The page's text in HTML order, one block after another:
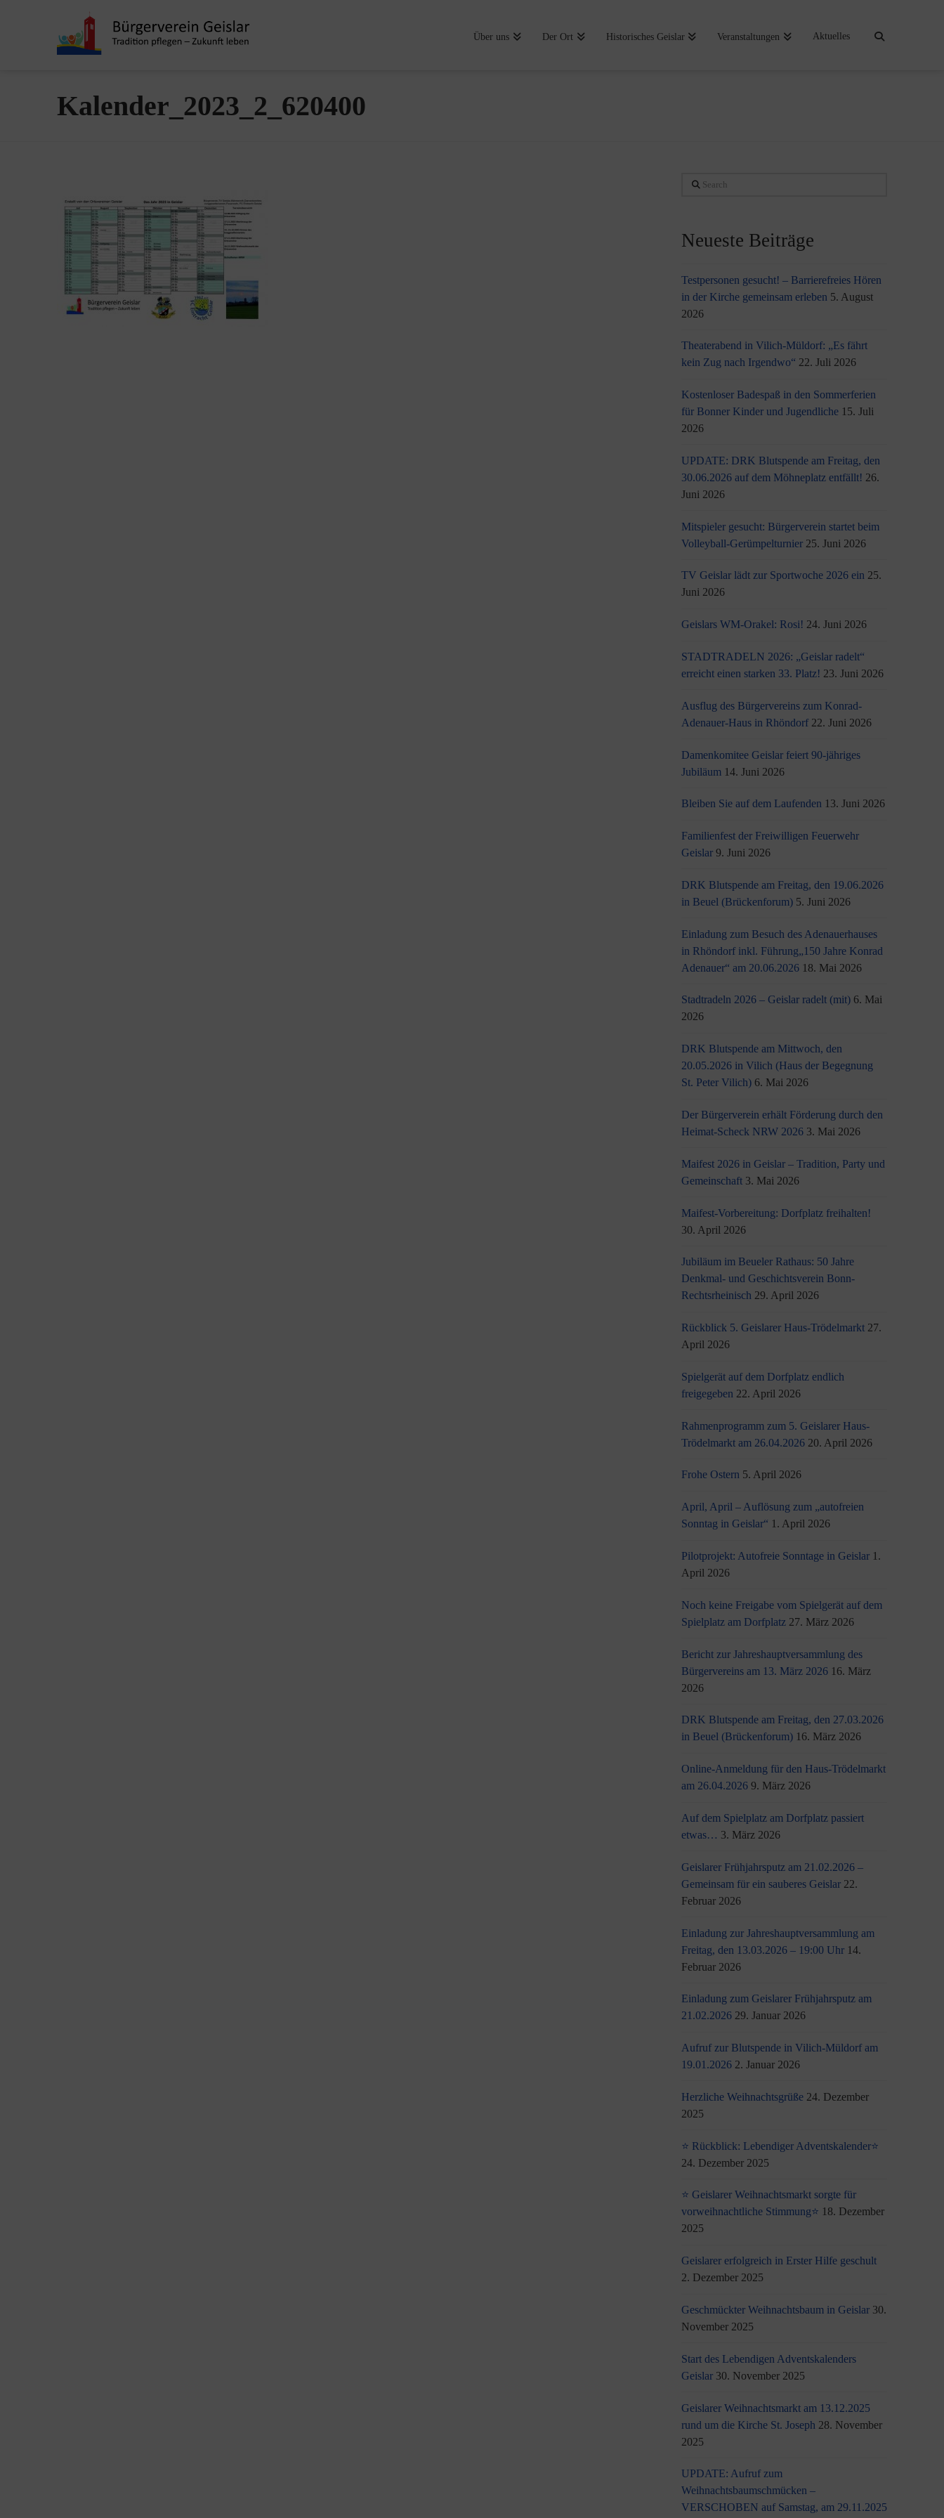
Über uns Der Ort Historisches Geislar Veranstaltungen Aktuelles
Kalender_2023_2_620400
Search
Neueste Beiträge
Testpersonen gesucht! – Barrierefreies Hören
in der Kirche gemeinsam erleben 5. August
2026
Theaterabend in Vilich-Müldorf: „Es fährt
kein Zug nach Irgendwo“ 22. Juli 2026
Kostenloser Badespaß in den Sommerferien
für Bonner Kinder und Jugendliche 15. Juli
2026
UPDATE: DRK Blutspende am Freitag, den
30.06.2026 auf dem Möhneplatz entfällt! 26.
Juni 2026
Mitspieler gesucht: Bürgerverein startet beim
Volleyball-Gerümpelturnier 25. Juni 2026
TV Geislar lädt zur Sportwoche 2026 ein 25.
Juni 2026
Geislars WM-Orakel: Rosi! 24. Juni 2026
STADTRADELN 2026: „Geislar radelt“
erreicht einen starken 33. Platz! 23. Juni 2026
Ausflug des Bürgervereins zum Konrad-
Adenauer-Haus in Rhöndorf 22. Juni 2026
Damenkomitee Geislar feiert 90-jähriges
Jubiläum 14. Juni 2026
Bleiben Sie auf dem Laufenden 13. Juni 2026
Familienfest der Freiwilligen Feuerwehr
Geislar 9. Juni 2026
DRK Blutspende am Freitag, den 19.06.2026
in Beuel (Brückenforum) 5. Juni 2026
Einladung zum Besuch des Adenauerhauses
in Rhöndorf inkl. Führung„150 Jahre Konrad
Adenauer“ am 20.06.2026 18. Mai 2026
Stadtradeln 2026 – Geislar radelt (mit) 6. Mai
2026
DRK Blutspende am Mittwoch, den
20.05.2026 in Vilich (Haus der Begegnung
St. Peter Vilich) 6. Mai 2026
Der Bürgerverein erhält Förderung durch den
Heimat-Scheck NRW 2026 3. Mai 2026
Maifest 2026 in Geislar – Tradition, Party und
Gemeinschaft 3. Mai 2026
Maifest-Vorbereitung: Dorfplatz freihalten!
30. April 2026
Jubiläum im Beueler Rathaus: 50 Jahre
Denkmal- und Geschichtsverein Bonn-
Rechtsrheinisch 29. April 2026
Rückblick 5. Geislarer Haus-Trödelmarkt 27.
April 2026
Spielgerät auf dem Dorfplatz endlich
freigegeben 22. April 2026
Rahmenprogramm zum 5. Geislarer Haus-
Trödelmarkt am 26.04.2026 20. April 2026
Frohe Ostern 5. April 2026
April, April – Auflösung zum „autofreien
Sonntag in Geislar“ 1. April 2026
Pilotprojekt: Autofreie Sonntage in Geislar 1.
April 2026
Noch keine Freigabe vom Spielgerät auf dem
Spielplatz am Dorfplatz 27. März 2026
Bericht zur Jahreshauptversammlung des
Bürgervereins am 13. März 2026 16. März
2026
DRK Blutspende am Freitag, den 27.03.2026
in Beuel (Brückenforum) 16. März 2026
Online-Anmeldung für den Haus-Trödelmarkt
am 26.04.2026 9. März 2026
Auf dem Spielplatz am Dorfplatz passiert
etwas… 3. März 2026
Geislarer Frühjahrsputz am 21.02.2026 –
Gemeinsam für ein sauberes Geislar 22.
Februar 2026
Einladung zur Jahreshauptversammlung am
Freitag, den 13.03.2026 – 19:00 Uhr 14.
Februar 2026
Einladung zum Geislarer Frühjahrsputz am
21.02.2026 29. Januar 2026
Aufruf zur Blutspende in Vilich-Müldorf am
19.01.2026 2. Januar 2026
Herzliche Weihnachtsgrüße 24. Dezember
2025
⭐ Rückblick: Lebendiger Adventskalender⭐
24. Dezember 2025
⭐ Geislarer Weihnachtsmarkt sorgte für
vorweihnachtliche Stimmung⭐ 18. Dezember
2025
Geislarer erfolgreich in Erster Hilfe geschult
2. Dezember 2025
Geschmückter Weihnachtsbaum in Geislar 30.
November 2025
Start des Lebendigen Adventskalenders
Geislar 30. November 2025
Geislarer Weihnachtsmarkt am 13.12.2025
rund um die Kirche St. Joseph 28. November
2025
UPDATE: Aufruf zum
Weihnachtsbaumschmücken –
VERSCHOBEN auf Samstag, am 29.11.2025